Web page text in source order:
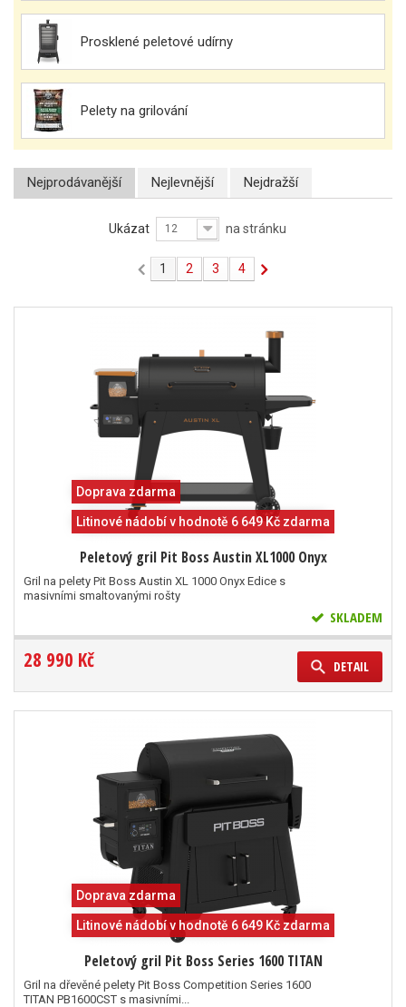
Prosklené peletové udírny
Pelety na grilování
Nejprodávanější Nejlevnější Nejdražší
Ukázat 12 na stránku
1 2 3 4
Doprava zdarma
Litinové nádobí v hodnotě 6 649 Kč zdarma
Peletový gril Pit Boss Austin XL1000 Onyx
Gril na pelety Pit Boss Austin XL 1000 Onyx Edice s
masivními smaltovanými rošty
SKLADEM
28 990 Kč DETAIL
Doprava zdarma
Litinové nádobí v hodnotě 6 649 Kč zdarma
Peletový gril Pit Boss Series 1600 TITAN
Gril na dřevěné pelety Pit Boss Competition Series 1600
TITAN PB1600CST s masivními...